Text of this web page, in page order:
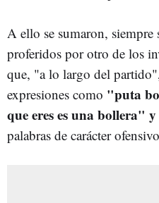
A ello se sumaron,
proferidos por otro de los
que, "a lo largo del
expresiones como "puta
que eres es una bollera"
palabras de carácter